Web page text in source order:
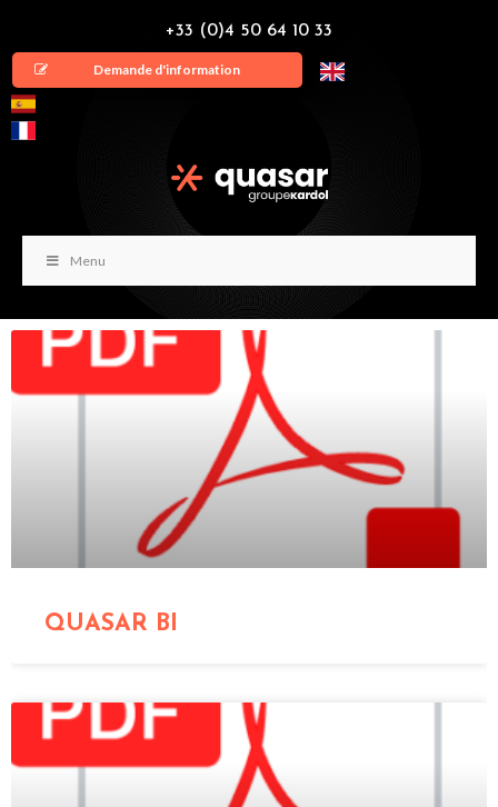
+33 (0)4 50 64 10 33
Demande d'information
Menu
QUASAR BI